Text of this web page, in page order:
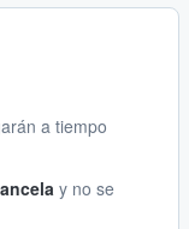
a tiempo
y no se